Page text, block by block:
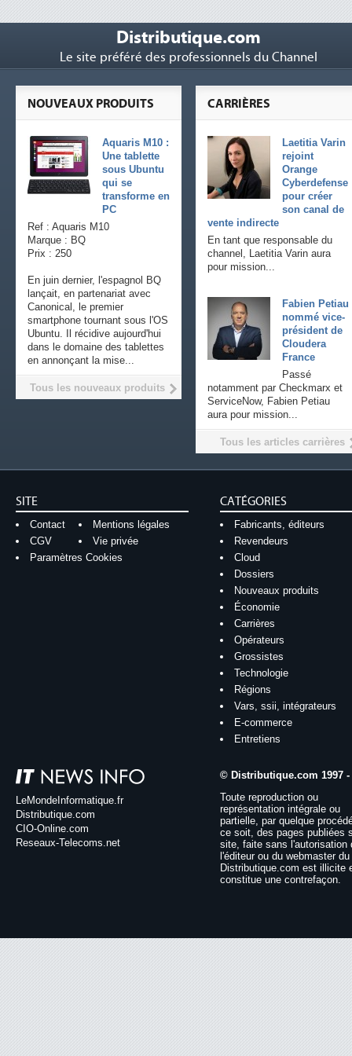
Distributique.com
Le site préféré des professionnels du Channel
CARRIÈRES
Laetitia Varin
rejoint
Orange
Cyberdefense
pour créer
son canal de
vente indirecte
En tant que responsable du
channel, Laetitia Varin aura
pour mission...
Fabien Petiau
nommé vice-
président de
Cloudera
France
Passé
notamment par Checkmarx et
ServiceNow, Fabien Petiau
aura pour mission...
Tous les articles carrières
NOUVEAUX PRODUITS
Aquaris M10 :
Une tablette
sous Ubuntu
qui se
transforme en
PC
Ref : Aquaris M10
Marque : BQ
Prix : 250
En juin dernier, l'espagnol BQ
lançait, en partenariat avec
Canonical, le premier
smartphone tournant sous l'OS
Ubuntu. Il récidive aujourd'hui
dans le domaine des tablettes
en annonçant la mise...
Tous les nouveaux produits
SITE
Contact
Mentions légales
CGV
Vie privée
Paramètres Cookies
CATÉGORIES
Fabricants, éditeurs
Revendeurs
Cloud
Dossiers
Nouveaux produits
Économie
Carrières
Opérateurs
Grossistes
Technologie
Régions
Vars, ssii, intégrateurs
E-commerce
Entretiens
LeMondeInformatique.fr
Distributique.com
CIO-Online.com
Reseaux-Telecoms.net
© Distributique.com 1997 -
Toute reproduction ou
représentation intégrale ou
partielle, par quelque
ce soit, des pages publiées
site, faite sans l'autorisation
l'éditeur ou du webmaster
Distributique.com est illicite
constitue une contrefaçon.